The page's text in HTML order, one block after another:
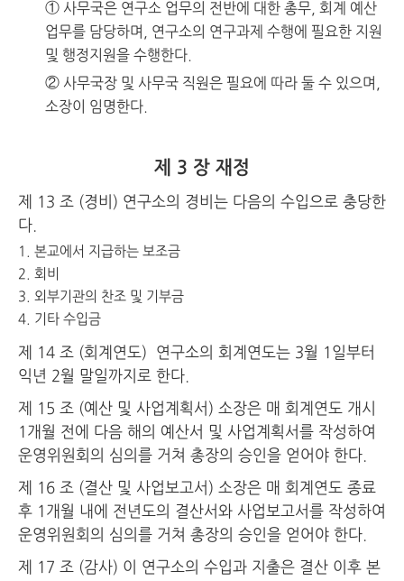
① 사무국은 연구소 업무의 전반에 대한 총무, 회계 예산
업무를 담당하며, 연구소의 연구과제 수행에 필요한 지원
및 행정지원을 수행한다.
② 사무국장 및 사무국 직원은 필요에 따라 둘 수 있으며,
소장이 임명한다.
제 3 장 재정
제 13 조 (경비) 연구소의 경비는 다음의 수입으로 충당한
다.
본교에서 지급하는 보조금
회비
외부기관의 찬조 및 기부금
기타 수입금
제 14 조 (회계연도) 연구소의 회계연도는 3월 1일부터
익년 2월 말일까지로 한다.
제 15 조 (예산 및 사업계획서) 소장은 매 회계연도 개시
1개월 전에 다음 해의 예산서 및 사업계획서를 작성하여
운영위원회의 심의를 거쳐 총장의 승인을 얻어야 한다.
제 16 조 (결산 및 사업보고서) 소장은 매 회계연도 종료
후 1개월 내에 전년도의 결산서와 사업보고서를 작성하여
운영위원회의 심의를 거쳐 총장의 승인을 얻어야 한다.
제 17 조 (감사) 이 연구소의 수입과 지출은 결산 이후 본